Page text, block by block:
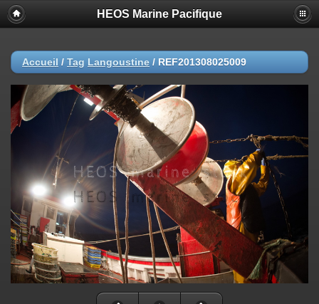
HEOS Marine Pacifique
Accueil / Tag Langoustine / REF201308025009